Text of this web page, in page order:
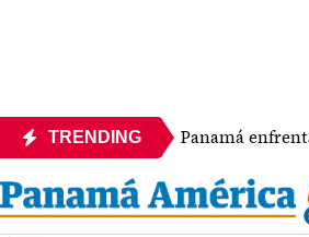
TRENDINGPanamá enfrenta a